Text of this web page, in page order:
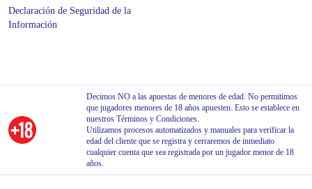
Declaración de Seguridad de la
Información
Decimos NO a las apuestas de menores de edad. No permitimos
que jugadores menores de 18 años apuesten. Esto se establece en
nuestros Términos y Condiciones.
Utilizamos procesos automatizados y manuales para verificar la
edad del cliente que se registra y cerraremos de inmediato
cualquier cuenta que sea registrada por un jugador menor de 18
años.